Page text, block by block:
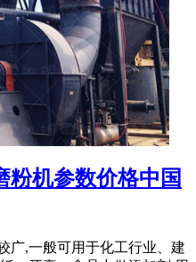
粉机参数价格中国
广,一般可用于化工行业、建